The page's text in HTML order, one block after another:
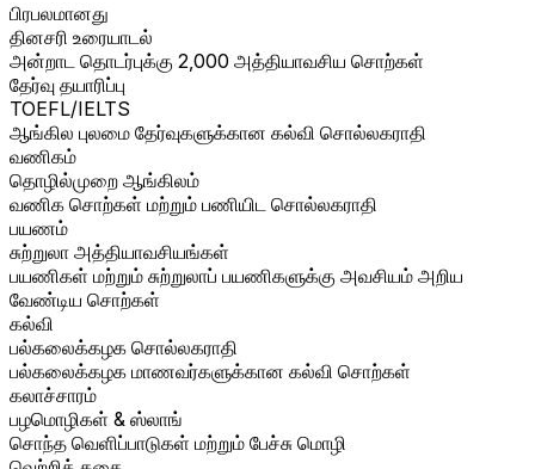
பிரபலமானது
தினசரி உரையாடல்
அன்றாட தொடர்புக்கு 2,000 அத்தியாவசிய சொற்கள்
தேர்வு தயாரிப்பு
TOEFL/IELTS
ஆங்கில புலமை தேர்வுகளுக்கான கல்வி சொல்லகராதி
வணிகம்
தொழில்முறை ஆங்கிலம்
வணிக சொற்கள் மற்றும் பணியிட சொல்லகராதி
பயணம்
சுற்றுலா அத்தியாவசியங்கள்
பயணிகள் மற்றும் சுற்றுலாப் பயணிகளுக்கு அவசியம் அறிய
வேண்டிய சொற்கள்
கல்வி
பல்கலைக்கழக சொல்லகராதி
பல்கலைக்கழக மாணவர்களுக்கான கல்வி சொற்கள்
கலாச்சாரம்
பழமொழிகள் & ஸ்லாங்
சொந்த வெளிப்பாடுகள் மற்றும் பேச்சு மொழி